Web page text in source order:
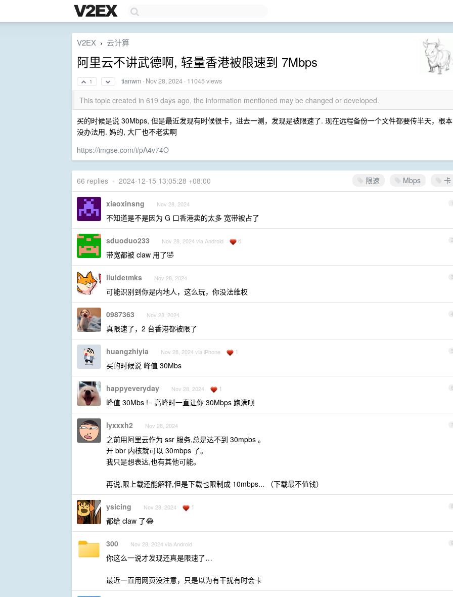
V2EX › 云计算
阿里云不讲武德啊, 轻量香港被限速到 7Mbps
1 tianwm · Nov 28, 2024 · 11045 views
This topic created in 619 days ago, the information mentioned may be changed or developed.
买的时候是说 30Mbps, 但是最近发现有时候很卡，进去一测，发现是被限速了. 现在远程备份一个文件都要传半天，根本
没办法用. 妈的, 大厂也不老实啊
https://imgse.com/i/pA4v74O
限速 Mbps 卡
66 replies • 2024-12-15 13:05:28 +08:00
1
xiaoxinsng Nov 28, 2024
不知道是不是因为 G 口香港卖的太多 宽带被占了
2
sduoduo233 Nov 28, 2024 via Android 6
带宽都被 claw 用了🤣
3
liuidetmks Nov 28, 2024
可能识别到你是内地人，这么玩，你没法维权
4
0987363 Nov 28, 2024
真限速了，2 台香港都被限了
5
huangzhiyia Nov 28, 2024 via iPhone 1
买的时候说 峰值 30Mbs
6
happyeveryday Nov 28, 2024 1
峰值 30Mbs != 高峰时一直让你 30Mbps 跑满呗
7
lyxxxh2 Nov 28, 2024
之前用阿里云作为 ssr 服务,总是达不到 30mpbs 。
开 bbr 内核就可以 30mbps 了。
我只是想表达,也有其他可能。
再说,限上载还能解释,但是下载也限制成 10mbps... （下载最不值钱）
8
ysicing Nov 28, 2024 1
都给 claw 了😂
9
300 Nov 28, 2024 via Android
你这么一说才发现还真是限速了…
最近一直用网页没注意，只是以为有干扰有时会卡